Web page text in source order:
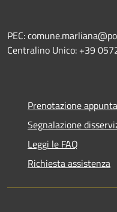
PEC:
Centralino Unico: +39
Prenotazione
Segnalazione
Leggi le FAQ
Richiesta assistenza